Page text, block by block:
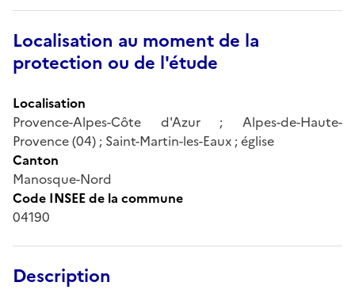
Localisation au moment de la
protection ou de l'étude
Localisation
Provence-Alpes-Côte d'Azur ; Alpes-de-Haute-
Provence (04) ; Saint-Martin-les-Eaux ; église
Canton
Manosque-Nord
Code INSEE de la commune
04190
Description